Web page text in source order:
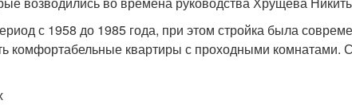
с 1958 до 1985 года, при этом стройка была
комфортабельные квартиры с проходными комнатами.